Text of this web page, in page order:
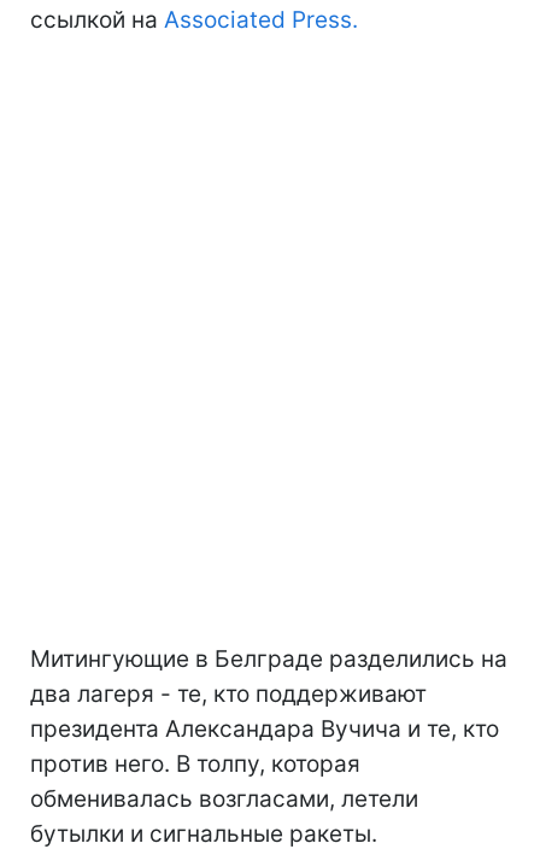
ссылкой на Аssociated Рress.
Митингующие в Белграде разделились на
два лагеря - те, кто поддерживают
президента Александара Вучича и те, кто
против него. В толпу, которая
обменивалась возгласами, летели
бутылки и сигнальные ракеты.